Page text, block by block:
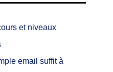
et niveaux
email suffit à